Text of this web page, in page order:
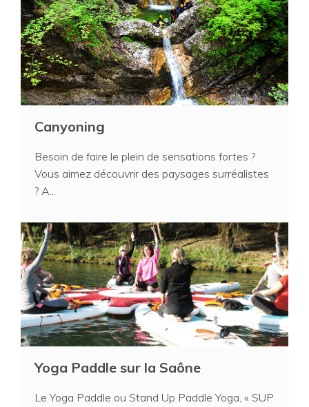
Canyoning
Besoin de faire le plein de sensations fortes ?
Vous aimez découvrir des paysages surréalistes
? A...
Yoga Paddle sur la Saône
Le Yoga Paddle ou Stand Up Paddle Yoga, « SUP